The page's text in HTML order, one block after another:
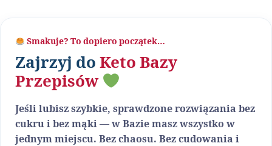
Smakuje? To dopiero początek…
Zajrzyj do Keto Bazy
Przepisów
Jeśli lubisz szybkie, sprawdzone rozwiązania bez
cukru i bez mąki — w Bazie masz wszystko w
jednym miejscu. Bez chaosu. Bez cudowania i